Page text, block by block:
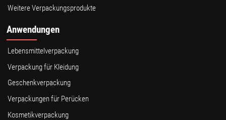
Weitere Verpackungsprodukte
Anwendungen
Lebensmittelverpackung
Verpackung für Kleidung
Geschenkverpackung
Verpackungen für Perücken
Kosmetikverpackung